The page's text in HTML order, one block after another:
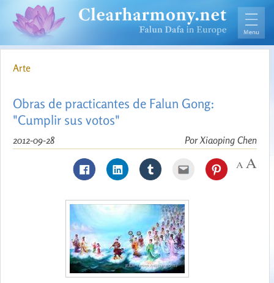
Arte
Obras de practicantes de Falun Gong:
"Cumplir sus votos"
Por Xiaoping Chen
2012-09-28